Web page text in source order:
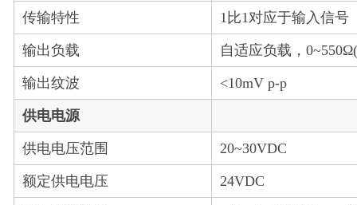
传输特性 1比1对应于输入信号
输出负载 自适应负载，
输出纹波 <10mV p-p
供电电源
供电电压范围 20~30VDC
额定供电电压 24VDC